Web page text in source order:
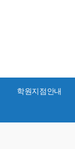
학원지점안내